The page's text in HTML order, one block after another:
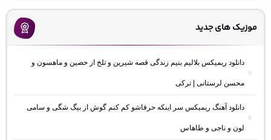
موزیک های جدید
دانلود ریمیکس بلالیم بنیم زندگی قصه شیرین و تلخ از حصین و ماهسون و
محسن لرستانی | ترکی
دانلود آهنگ ریمیکس سر اینکه حرفاشو کم کنم گوش از بیگ شگی و سامی
لون و ناجی و طاهاس